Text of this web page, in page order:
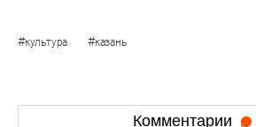
#культура #казань
Комментарии